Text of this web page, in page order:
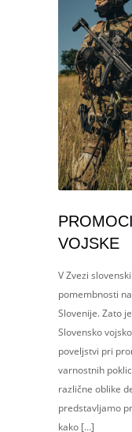
VOJSKE
V Zvezi
pomembnosti
Slovenije. Zato
Slovensko
poveljstvi pri
varnostnih
različne oblike
predstavljamo
kako […]